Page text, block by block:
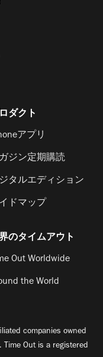
ダクト
アプリ
ジン定期購読
タルエディション
ドマップ
のタイムアウト
Out Worldwide
the World
companies owned
Time Out is a registered